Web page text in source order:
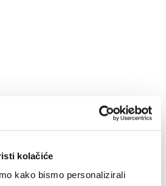
kolačiće
kako bismo personalizirali
Voda
+385(0)21 620713